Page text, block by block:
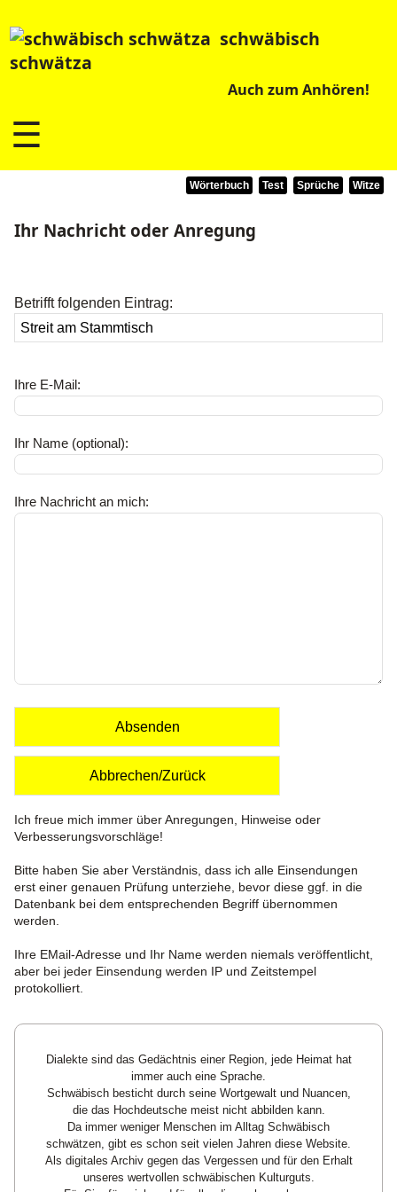
schwäbisch
schwätza
Auch zum Anhören!
☰
Wörterbuch Test Sprüche Witze
Ihr Nachricht oder Anregung
Betrifft folgenden Eintrag:
Ihre E-Mail:
Ihr Name (optional):
Ihre Nachricht an mich:
Absenden
Abbrechen/Zurück
Ich freue mich immer über Anregungen, Hinweise oder
Verbesserungsvorschläge!
Bitte haben Sie aber Verständnis, dass ich alle Einsendungen
erst einer genauen Prüfung unterziehe, bevor diese ggf. in die
Datenbank bei dem entsprechenden Begriff übernommen
werden.
Ihre EMail-Adresse und Ihr Name werden niemals veröffentlicht,
aber bei jeder Einsendung werden IP und Zeitstempel
protokolliert.
Dialekte sind das Gedächtnis einer Region, jede Heimat hat
immer auch eine Sprache.
Schwäbisch besticht durch seine Wortgewalt und Nuancen,
die das Hochdeutsche meist nicht abbilden kann.
Da immer weniger Menschen im Alltag Schwäbisch
schwätzen, gibt es schon seit vielen Jahren diese Website.
Als digitales Archiv gegen das Vergessen und für den Erhalt
unseres wertvollen schwäbischen Kulturguts.